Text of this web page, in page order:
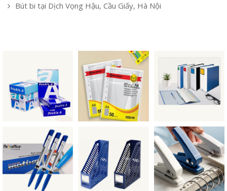
Bút bi tại Dịch Vọng Hậu, Cầu Giấy, Hà Nội